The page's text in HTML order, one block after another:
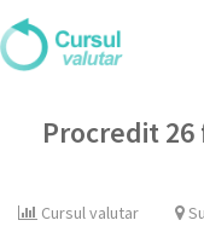
Procredit
Cursul valutar